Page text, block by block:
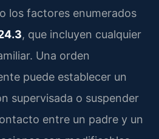
los factores enumerados
, que incluyen cualquier
Una orden
puede establecer un
supervisada o suspender
entre un padre y un